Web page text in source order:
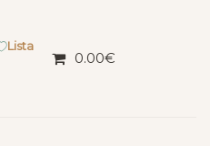
Lista
0.00€